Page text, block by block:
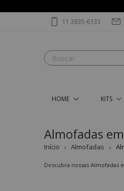
11 3835-6133
HOME KITS
Almofadas
Início Almofadas
Descubra nossas